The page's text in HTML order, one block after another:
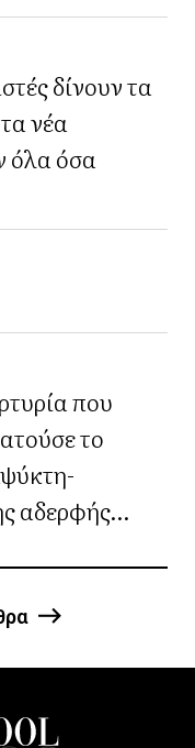
δίνουν τα
νέα
όλα όσα
που
το
αδερφής